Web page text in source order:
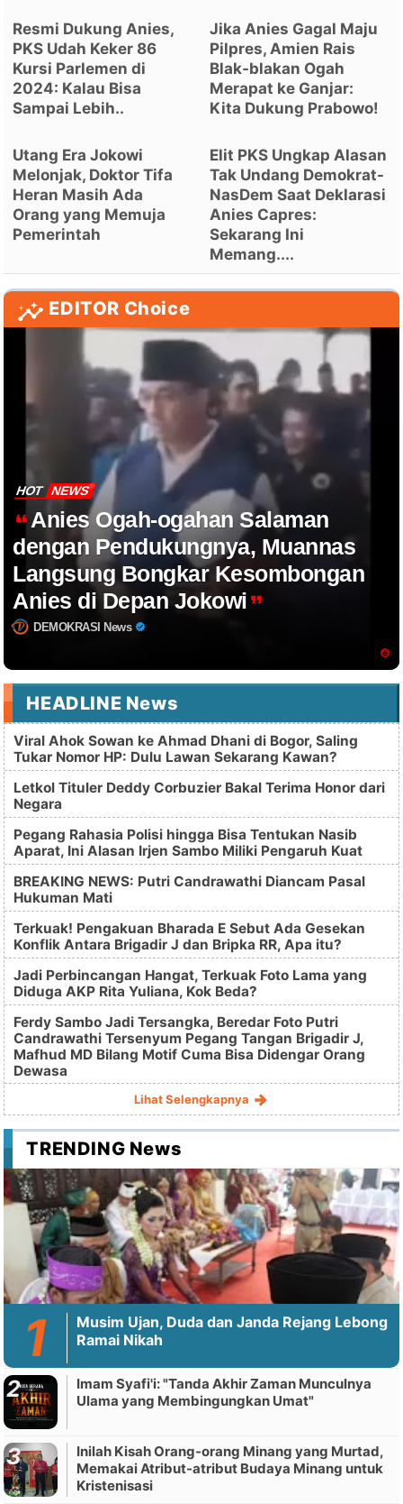
Resmi Dukung Anies,
PKS Udah Keker 86
Kursi Parlemen di
2024: Kalau Bisa
Sampai Lebih..
Jika Anies Gagal Maju
Pilpres, Amien Rais
Blak-blakan Ogah
Merapat ke Ganjar:
Kita Dukung Prabowo!
Utang Era Jokowi
Melonjak, Doktor Tifa
Heran Masih Ada
Orang yang Memuja
Pemerintah
Elit PKS Ungkap Alasan
Tak Undang Demokrat-
NasDem Saat Deklarasi
Anies Capres:
Sekarang Ini
Memang....
EDITOR Choice
HOT NEWS
Anies Ogah-ogahan Salaman
dengan Pendukungnya, Muannas
Langsung Bongkar Kesombongan
Anies di Depan Jokowi
DEMOKRASI News
HEADLINE News
Viral Ahok Sowan ke Ahmad Dhani di Bogor, Saling
Tukar Nomor HP: Dulu Lawan Sekarang Kawan?
Letkol Tituler Deddy Corbuzier Bakal Terima Honor dari
Negara
Pegang Rahasia Polisi hingga Bisa Tentukan Nasib
Aparat, Ini Alasan Irjen Sambo Miliki Pengaruh Kuat
BREAKING NEWS: Putri Candrawathi Diancam Pasal
Hukuman Mati
Terkuak! Pengakuan Bharada E Sebut Ada Gesekan
Konflik Antara Brigadir J dan Bripka RR, Apa itu?
Jadi Perbincangan Hangat, Terkuak Foto Lama yang
Diduga AKP Rita Yuliana, Kok Beda?
Ferdy Sambo Jadi Tersangka, Beredar Foto Putri
Candrawathi Tersenyum Pegang Tangan Brigadir J,
Mafhud MD Bilang Motif Cuma Bisa Didengar Orang
Dewasa
Lihat Selengkapnya
TRENDING News
Musim Ujan, Duda dan Janda Rejang Lebong
Ramai Nikah
Imam Syafi'i: "Tanda Akhir Zaman Munculnya
Ulama yang Membingungkan Umat"
Inilah Kisah Orang-orang Minang yang Murtad,
Memakai Atribut-atribut Budaya Minang untuk
Kristenisasi